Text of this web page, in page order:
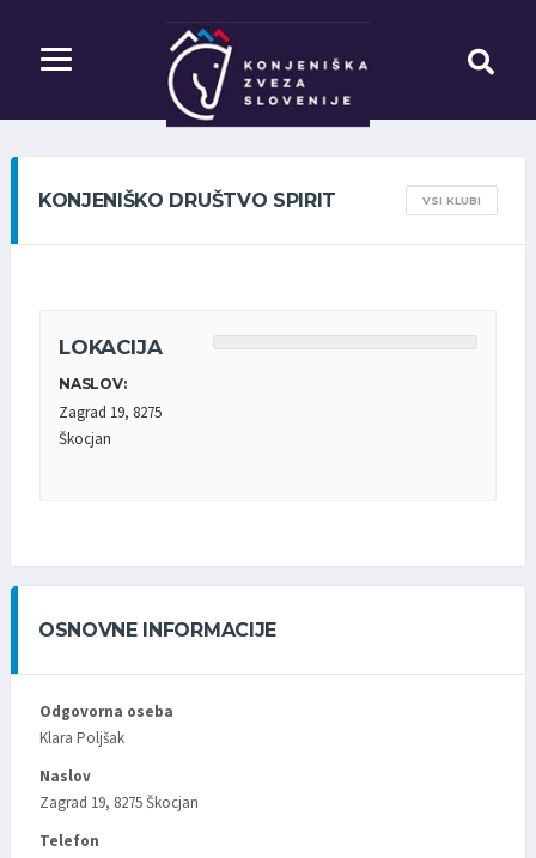
KONJENIŠKO DRUŠTVO SPIRIT VSI KLUBI
LOKACIJA
NASLOV:
Zagrad 19, 8275
Škocjan
OSNOVNE INFORMACIJE
Odgovorna oseba
Klara Poljšak
Naslov
Zagrad 19, 8275 Škocjan
Telefon